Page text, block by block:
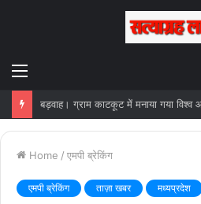
बड़वाह। ग्राम काटकूट में मनाया गया विश्व
Home / एमपी ब्रेकिंग
एमपी ब्रेकिंग ताज़ा खबर मध्यप्रदेश